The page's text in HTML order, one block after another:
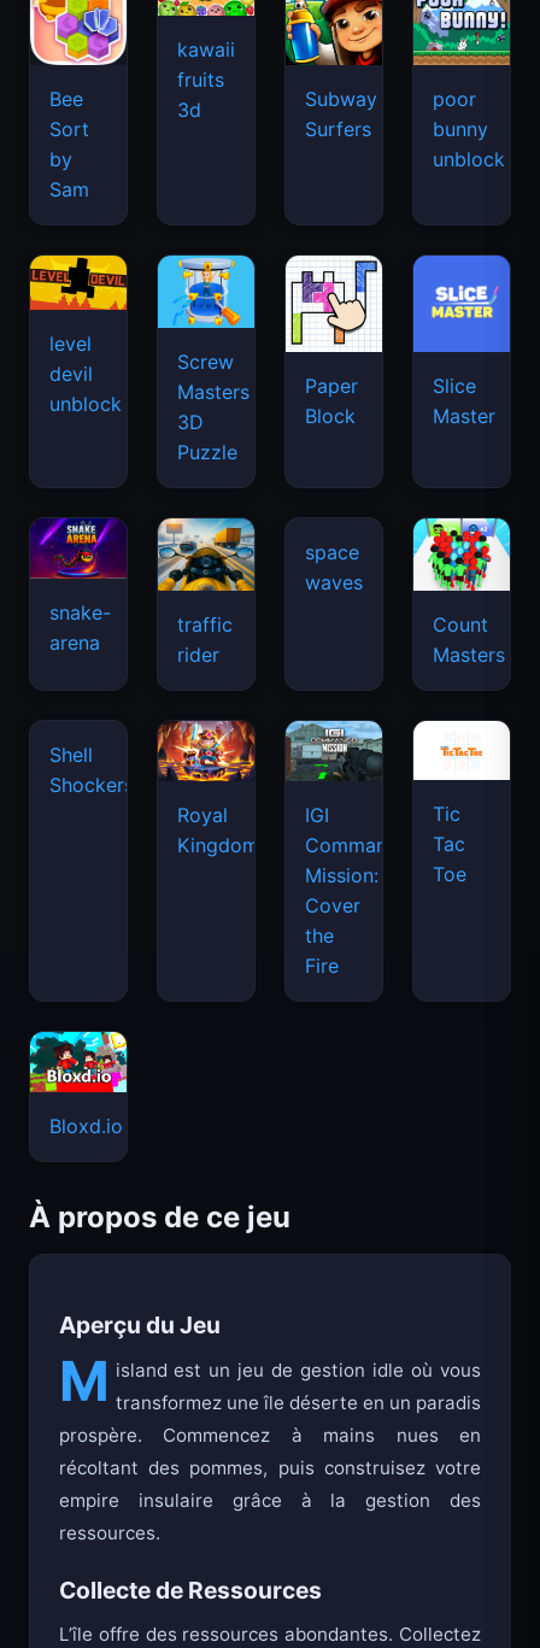
Bee
Sort
by
Sam
kawaii
fruits
3d
Subway
Surfers
poor
bunny
unblock
level
devil
unblock
Screw
Masters
3D
Puzzle
Paper
Block
Slice
Master
snake-
arena
traffic
rider
space
waves
Count
Masters
Royal
Kingdom
IGI
Commando
Mission:
Cover
the
Fire
Tic
Tac
Toe
Bloxd.io
À propos de ce jeu
Aperçu du Jeu
M island est un jeu de gestion idle où vous
transformez une île déserte en un paradis
prospère. Commencez à mains nues en
récoltant des pommes, puis construisez votre
empire insulaire grâce à la gestion des
ressources.
Collecte de Ressources
L’île offre des ressources abondantes. Collectez